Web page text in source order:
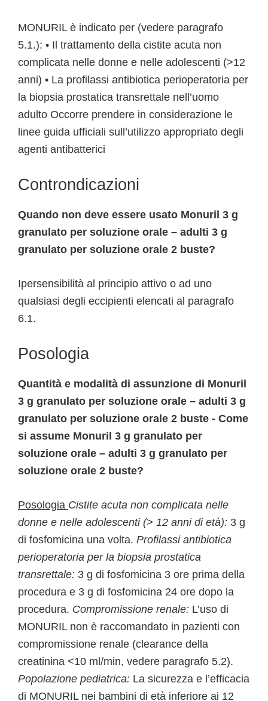
MONURIL è indicato per (vedere paragrafo
5.1.): • Il trattamento della cistite acuta non
complicata nelle donne e nelle adolescenti (>12
anni) • La profilassi antibiotica perioperatoria per
la biopsia prostatica transrettale nell’uomo
adulto Occorre prendere in considerazione le
linee guida ufficiali sull’utilizzo appropriato degli
agenti antibatterici
Controndicazioni
Quando non deve essere usato Monuril 3 g
granulato per soluzione orale – adulti 3 g
granulato per soluzione orale 2 buste?
Ipersensibilità al principio attivo o ad uno
qualsiasi degli eccipienti elencati al paragrafo
6.1.
Posologia
Quantità e modalità di assunzione di Monuril
3 g granulato per soluzione orale – adulti 3 g
granulato per soluzione orale 2 buste - Come
si assume Monuril 3 g granulato per
soluzione orale – adulti 3 g granulato per
soluzione orale 2 buste?
Posologia Cistite acuta non complicata nelle
donne e nelle adolescenti (> 12 anni di età): 3 g
di fosfomicina una volta. Profilassi antibiotica
perioperatoria per la biopsia prostatica
transrettale: 3 g di fosfomicina 3 ore prima della
procedura e 3 g di fosfomicina 24 ore dopo la
procedura. Compromissione renale: L’uso di
MONURIL non è raccomandato in pazienti con
compromissione renale (clearance della
creatinina <10 ml/min, vedere paragrafo 5.2).
Popolazione pediatrica: La sicurezza e l’efficacia
di MONURIL nei bambini di età inferiore ai 12